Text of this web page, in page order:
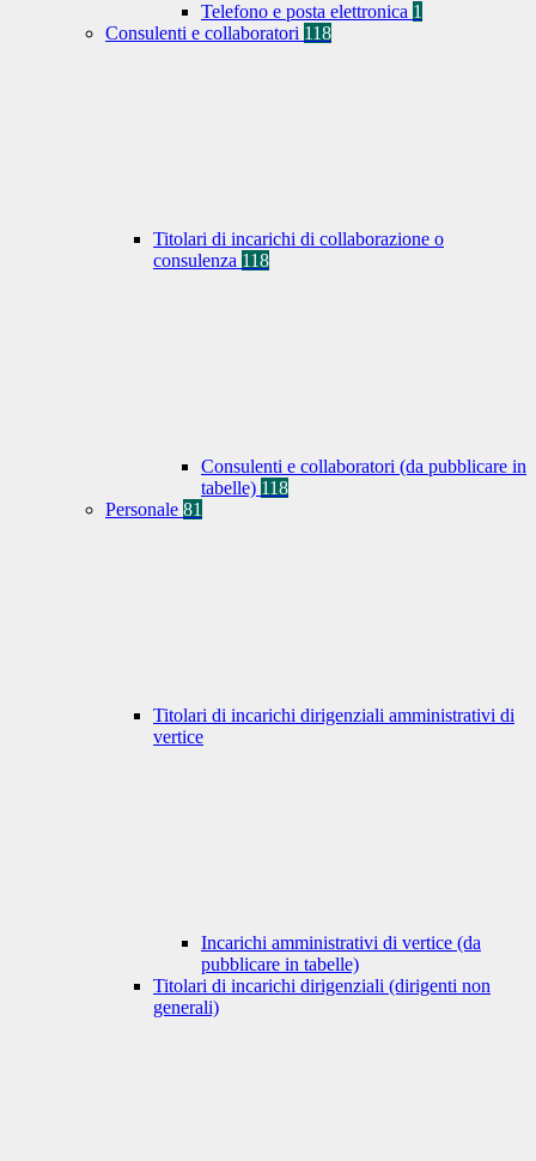
Telefono e posta elettronica 1
Consulenti e collaboratori 118
Titolari di incarichi di collaborazione o
consulenza 118
Consulenti e collaboratori (da pubblicare in
tabelle) 118
Personale 81
Titolari di incarichi dirigenziali amministrativi di
vertice
Incarichi amministrativi di vertice (da
pubblicare in tabelle)
Titolari di incarichi dirigenziali (dirigenti non
generali)